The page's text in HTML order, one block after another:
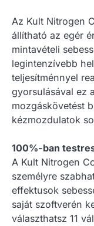
Az Kult Nitrogen
állítható az egér
mintavételi
legintenzívebb
teljesítménnyel
gyorsulásával ez
mozgáskövetést
kézmozdulatok
100%-ban
A Kult Nitrogen
személyre
effektusok
saját szoftverén
választhatsz 11